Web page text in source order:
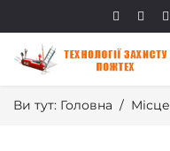
Ви тут: Головна